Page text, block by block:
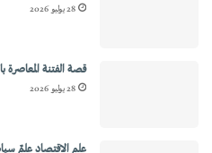
28 يوليو 2026
قصة الفتنة المعاصرة
28 يوليو 2026
علم الاقتصاد علمٌ